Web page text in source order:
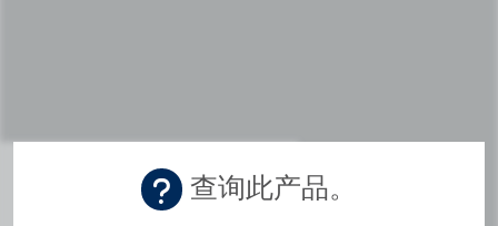
查询此产品。